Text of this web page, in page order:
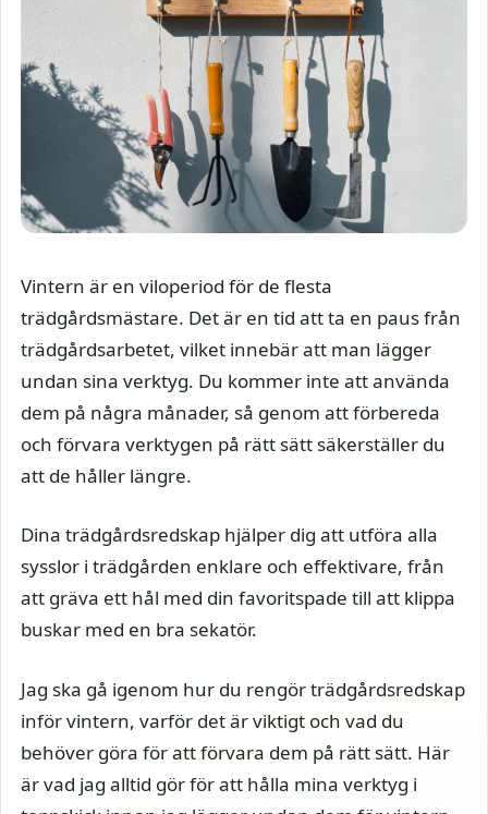
Vintern är en viloperiod för de flesta
trädgårdsmästare. Det är en tid att ta en paus från
trädgårdsarbetet, vilket innebär att man lägger
undan sina verktyg. Du kommer inte att använda
dem på några månader, så genom att förbereda
och förvara verktygen på rätt sätt säkerställer du
att de håller längre.
Dina trädgårdsredskap hjälper dig att utföra alla
sysslor i trädgården enklare och effektivare, från
att gräva ett hål med din favoritspade till att klippa
buskar med en bra sekatör.
Jag ska gå igenom hur du rengör trädgårdsredskap
inför vintern, varför det är viktigt och vad du
behöver göra för att förvara dem på rätt sätt. Här
är vad jag alltid gör för att hålla mina verktyg i